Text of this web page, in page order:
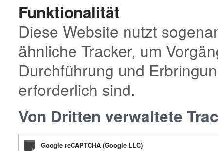
Funktionalität
Diese Website nutzt
ähnliche Tracker, um
Durchführung und
erforderlich sind.
Von Dritten verwaltete
Google reCAPTCHA (Google LLC)